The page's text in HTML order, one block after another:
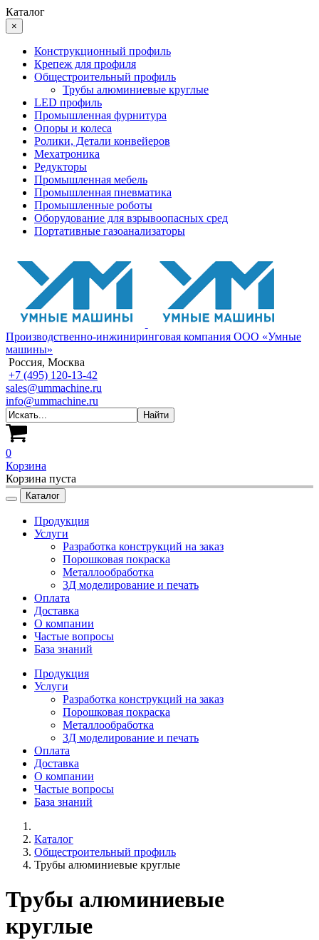
Каталог
×
Конструкционный профиль
Крепеж для профиля
Общестроительный профиль
Трубы алюминиевые круглые
LED профиль
Промышленная фурнитура
Опоры и колеса
Ролики, Детали конвейеров
Мехатроника
Редукторы
Промышленная мебель
Промышленная пневматика
Промышленные роботы
Оборудование для взрывоопасных сред
Портативные газоанализаторы
Производственно-инжиниринговая компания ООО «Умные
машины»
Россия, Москва
+7 (495) 120-13-42
sales@ummachine.ru
info@ummachine.ru
0
Корзина
Корзина пуста
Каталог
Продукция
Услуги
Разработка конструкций на заказ
Порошковая покраска
Металлообработка
3Д моделирование и печать
Оплата
Доставка
О компании
Частые вопросы
База знаний
Продукция
Услуги
Разработка конструкций на заказ
Порошковая покраска
Металлообработка
3Д моделирование и печать
Оплата
Доставка
О компании
Частые вопросы
База знаний
Каталог
Общестроительный профиль
Трубы алюминиевые круглые
Трубы алюминиевые
круглые